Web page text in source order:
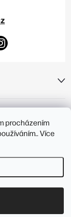
procházením
Více